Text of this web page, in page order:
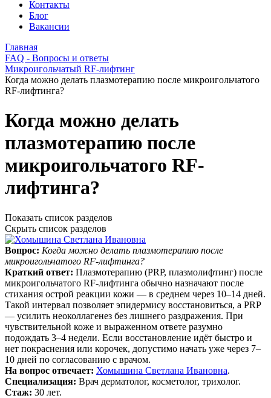
Контакты
Блог
Вакансии
Главная
FAQ - Вопросы и ответы
Микроигольчатый RF-лифтинг
Когда можно делать плазмотерапию после микроигольчатого
RF-лифтинга?
Когда можно делать
плазмотерапию после
микроигольчатого RF-
лифтинга?
Показать список разделов
Скрыть список разделов
Вопрос: Когда можно делать плазмотерапию после
микроигольчатого RF-лифтинга?
Краткий ответ: Плазмотерапию (PRP, плазмолифтинг) после
микроигольчатого RF-лифтинга обычно назначают после
стихания острой реакции кожи — в среднем через 10–14 дней.
Такой интервал позволяет эпидермису восстановиться, а PRP
— усилить неоколлагенез без лишнего раздражения. При
чувствительной коже и выраженном ответе разумно
подождать 3–4 недели. Если восстановление идёт быстро и
нет покраснения или корочек, допустимо начать уже через 7–
10 дней по согласованию с врачом.
На вопрос отвечает: Хомышина Светлана Ивановна.
Специализация: Врач дерматолог, косметолог, трихолог.
Стаж: 30 лет.